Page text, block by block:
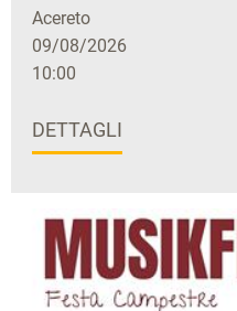
Acereto
09/08/2026
10:00
DETTAGLI